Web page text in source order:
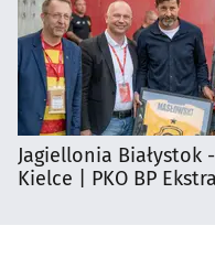
Jagiellonia Białystok
Kielce | PKO BP